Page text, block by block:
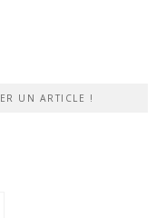
UN ARTICLE !